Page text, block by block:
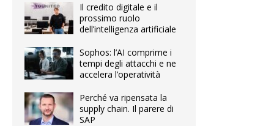
Il credito digitale e il
prossimo ruolo
dell’intelligenza artificiale
Sophos: l’AI comprime i
tempi degli attacchi e ne
accelera l’operatività
Perché va ripensata la
supply chain. Il parere di
SAP